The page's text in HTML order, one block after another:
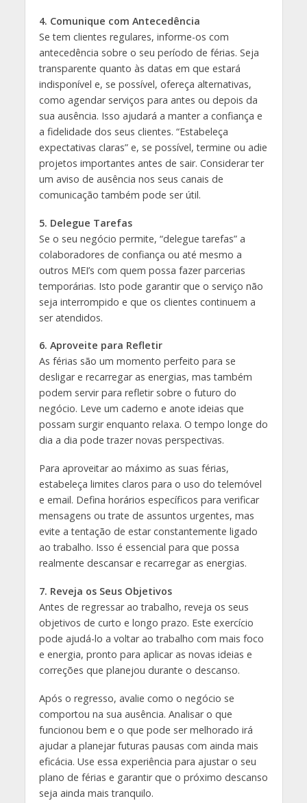
4. Comunique com Antecedência
Se tem clientes regulares, informe-os com
antecedência sobre o seu período de férias. Seja
transparente quanto às datas em que estará
indisponível e, se possível, ofereça alternativas,
como agendar serviços para antes ou depois da
sua ausência. Isso ajudará a manter a confiança e
a fidelidade dos seus clientes. “Estabeleça
expectativas claras” e, se possível, termine ou adie
projetos importantes antes de sair. Considerar ter
um aviso de ausência nos seus canais de
comunicação também pode ser útil.
5. Delegue Tarefas
Se o seu negócio permite, “delegue tarefas” a
colaboradores de confiança ou até mesmo a
outros MEI’s com quem possa fazer parcerias
temporárias. Isto pode garantir que o serviço não
seja interrompido e que os clientes continuem a
ser atendidos.
6. Aproveite para Refletir
As férias são um momento perfeito para se
desligar e recarregar as energias, mas também
podem servir para refletir sobre o futuro do
negócio. Leve um caderno e anote ideias que
possam surgir enquanto relaxa. O tempo longe do
dia a dia pode trazer novas perspectivas.
Para aproveitar ao máximo as suas férias,
estabeleça limites claros para o uso do telemóvel
e email. Defina horários específicos para verificar
mensagens ou trate de assuntos urgentes, mas
evite a tentação de estar constantemente ligado
ao trabalho. Isso é essencial para que possa
realmente descansar e recarregar as energias.
7. Reveja os Seus Objetivos
Antes de regressar ao trabalho, reveja os seus
objetivos de curto e longo prazo. Este exercício
pode ajudá-lo a voltar ao trabalho com mais foco
e energia, pronto para aplicar as novas ideias e
correções que planejou durante o descanso.
Após o regresso, avalie como o negócio se
comportou na sua ausência. Analisar o que
funcionou bem e o que pode ser melhorado irá
ajudar a planejar futuras pausas com ainda mais
eficácia. Use essa experiência para ajustar o seu
plano de férias e garantir que o próximo descanso
seja ainda mais tranquilo.